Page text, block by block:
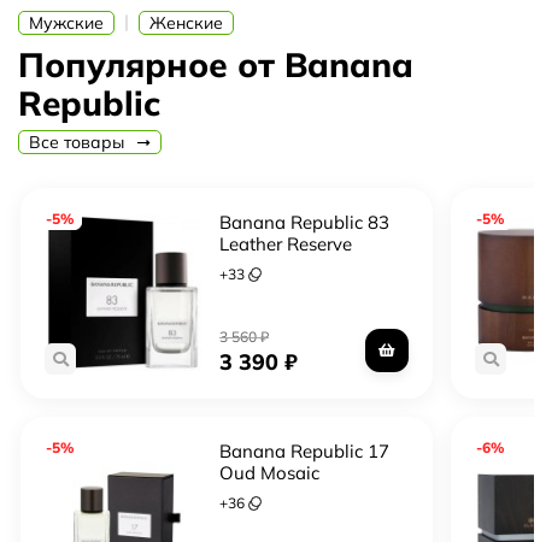
Мужские | Женские
Популярное от Banana
Republic
Все товары
-5%
Banana Republic 83
Leather Reserve
+33
3 560₽
3 390₽
-5%
Banana Republic 17
Oud Mosaic
+36
-5%
-6%